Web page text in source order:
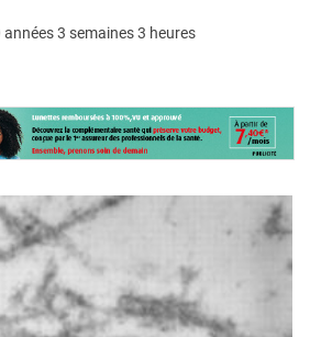
années 3 semaines 3 heures